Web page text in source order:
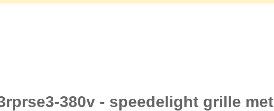
380v - speedelight grille met